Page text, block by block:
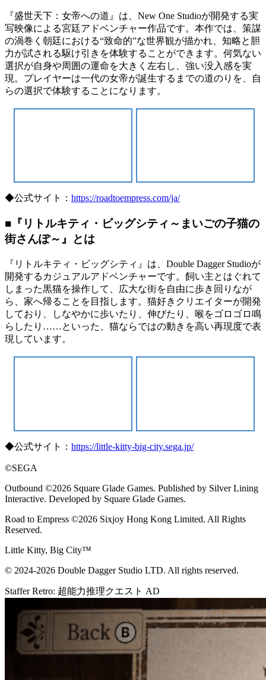
『盛世天下：女帝への道』は、New One Studioが開発する実
写映像による宮廷アドベンチャー作品です。本作では、策謀
の渦巻く朝廷における“致命的”な世界観が描かれ、知略と胆
力が試される駆け引きを体験することができます。何気ない
選択が自身や周囲の運命を大きく左右し、強い没入感を実
現。プレイヤーは一代の女帝が誕生するまでの道のりを、自
らの選択で体験することになります。
◆公式サイト： https://roadtoempress.com/ja/
■『リトルキティ・ビッグシティ～まいごの子猫の
街さんぽ～』とは
『リトルキティ・ビッグシティ』は、Double Dagger Studioが
開発するカジュアルアドベンチャーです。飼い主とはぐれて
しまった黒猫を操作して、広大な街を自由に歩き回りなが
ら、家へ帰ることを目指します。猫好きクリエイターが開発
しており、しなやかに歩いたり、伸びたり、喉をゴロゴロ鳴
らしたり……といった、猫ならではの動きを高い再現度で表
現しています。
◆公式サイト： https://little-kitty-big-city.sega.jp/
©SEGA
Outbound ©2026 Square Glade Games. Published by Silver Lining
Interactive. Developed by Square Glade Games.
Road to Empress ©2026 Sixjoy Hong Kong Limited. All Rights
Reserved.
Little Kitty, Big City™
© 2024-2026 Double Dagger Studio LTD. All rights reserved.
Staffer Retro: 超能力推理クエスト AD